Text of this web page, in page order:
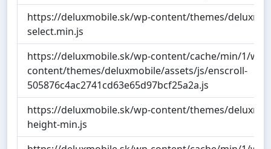
https://deluxmobile.sk/wp-content/themes/
select.min.js
https://deluxmobile.sk/wp-content/cache/min/1/wp-
content/themes/deluxmobile/assets/js/enscroll-
505876c4ac2741cd63e65d97bcf25a2a.js
https://deluxmobile.sk/wp-content/themes/
height-min.js